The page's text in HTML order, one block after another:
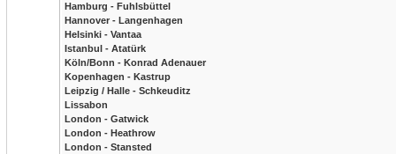
Hamburg - Fuhlsbüttel
Hannover - Langenhagen
Helsinki - Vantaa
Istanbul - Atatürk
Köln/Bonn - Konrad Adenauer
Kopenhagen - Kastrup
Leipzig / Halle - Schkeuditz
Lissabon
London - Gatwick
London - Heathrow
London - Stansted